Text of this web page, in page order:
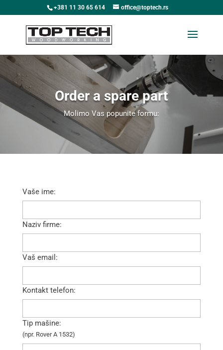
+381 11 30 65 614 office@toptech.rs
Order a spare part
Molimo Vas popunite formu:
Vaše ime:
Naziv firme:
Vaš email:
Kontakt telefon:
Tip mašine:
(npr. Rover A 1532)